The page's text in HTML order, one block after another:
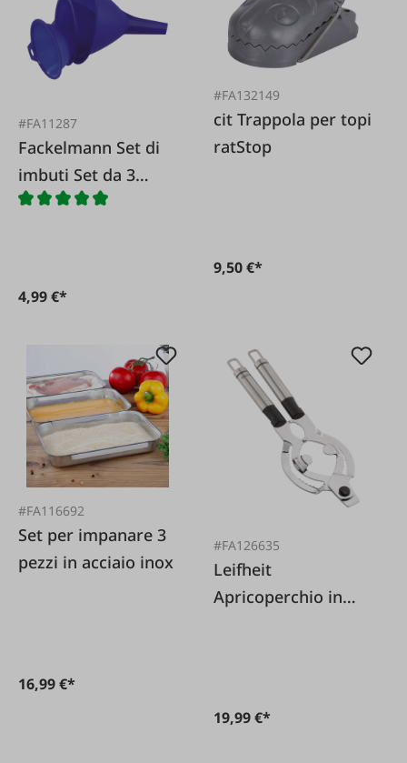
#FA11287
Fackelmann Set di
imbuti Set da 3
pezzi.
4,99 €*
#FA132149
cit Trappola per topi
ratStop
9,50 €*
#FA116692
Set per impanare 3
pezzi in acciaio inox
16,99 €*
#FA126635
Leifheit
Apricoperchio in
19,99 €*